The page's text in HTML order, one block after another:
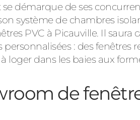
démarque de ses
système de chambres
PVC à Picauville. Il saura
: des fenêtres
loger dans les baies aux
de